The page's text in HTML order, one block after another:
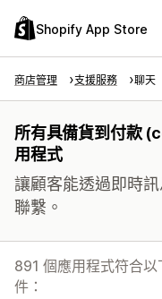
Shopify App Store
商店管理 支援服務 聊天
所有具備貨到付款
用程式
讓顧客能透過即時
聯繫。
891 個應用程式符合以
件：